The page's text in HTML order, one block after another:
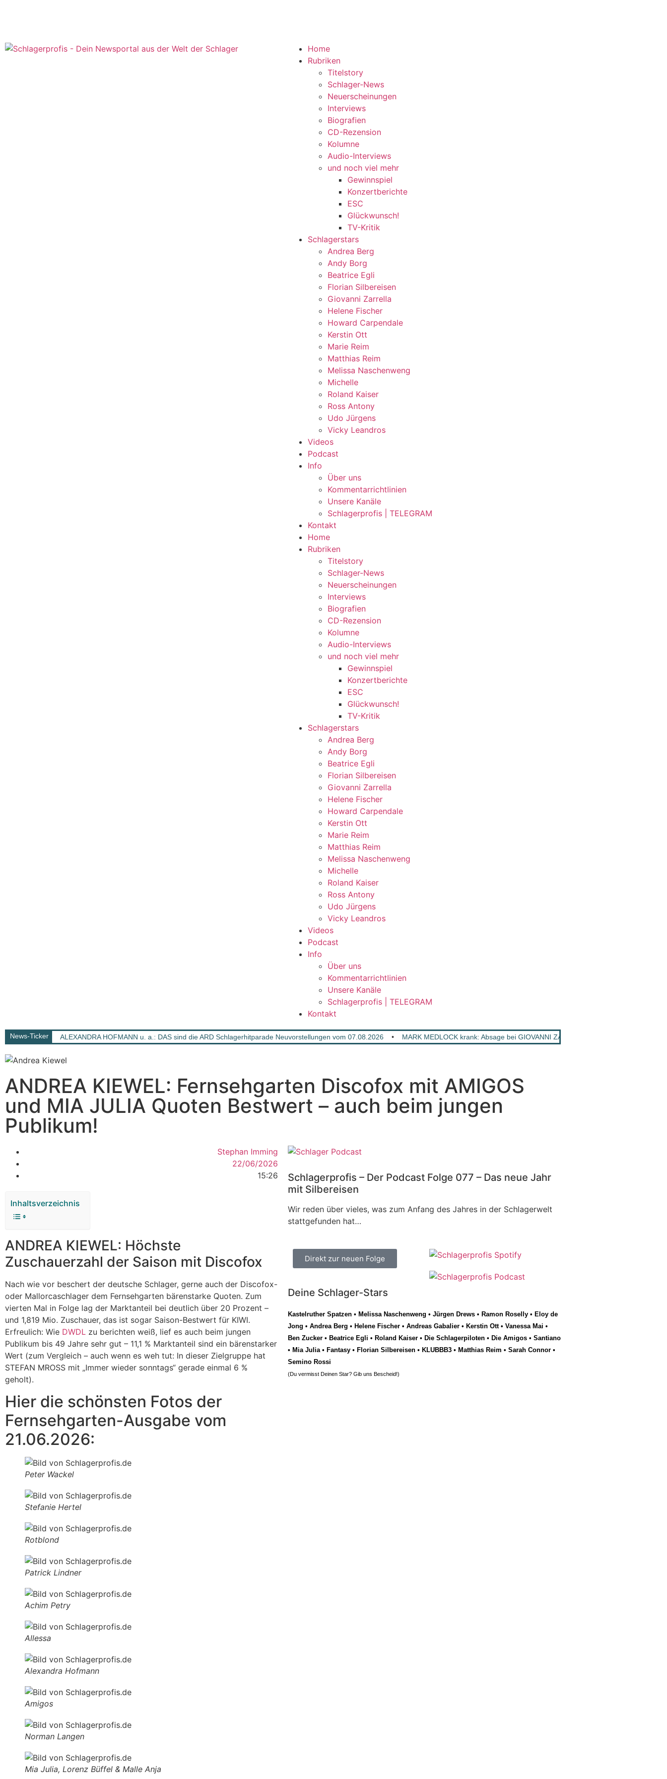
Home
Rubriken
Titelstory
Schlager-News
Neuerscheinungen
Interviews
Biografien
CD-Rezension
Kolumne
Audio-Interviews
und noch viel mehr
Gewinnspiel
Konzertberichte
ESC
Glückwunsch!
TV-Kritik
Schlagerstars
Andrea Berg
Andy Borg
Beatrice Egli
Florian Silbereisen
Giovanni Zarrella
Helene Fischer
Howard Carpendale
Kerstin Ott
Marie Reim
Matthias Reim
Melissa Naschenweng
Michelle
Roland Kaiser
Ross Antony
Udo Jürgens
Vicky Leandros
Videos
Podcast
Info
Über uns
Kommentarrichtlinien
Unsere Kanäle
Schlagerprofis | TELEGRAM
Kontakt
Home
Rubriken
Titelstory
Schlager-News
Neuerscheinungen
Interviews
Biografien
CD-Rezension
Kolumne
Audio-Interviews
und noch viel mehr
Gewinnspiel
Konzertberichte
ESC
Glückwunsch!
TV-Kritik
Schlagerstars
Andrea Berg
Andy Borg
Beatrice Egli
Florian Silbereisen
Giovanni Zarrella
Helene Fischer
Howard Carpendale
Kerstin Ott
Marie Reim
Matthias Reim
Melissa Naschenweng
Michelle
Roland Kaiser
Ross Antony
Udo Jürgens
Vicky Leandros
Videos
Podcast
Info
Über uns
Kommentarrichtlinien
Unsere Kanäle
Schlagerprofis | TELEGRAM
Kontakt
News-Ticker ALEXANDRA HOFMANN u. a.: DAS sind die ARD Schlagerhitparade Neuvorstellungen vom 07.08.2026 • MARK MEDLOCK krank: Absage bei GIOVANNI ZARRELLA Show
ANDREA KIEWEL: Fernsehgarten Discofox mit AMIGOS
und MIA JULIA Quoten Bestwert – auch beim jungen
Publikum!
Stephan Imming
22/06/2026
15:26
Inhaltsverzeichnis
ANDREA KIEWEL: Höchste
Zuschauerzahl der Saison mit Discofox
Nach wie vor beschert der deutsche Schlager, gerne auch der Discofox-
oder Mallorcaschlager dem Fernsehgarten bärenstarke Quoten. Zum
vierten Mal in Folge lag der Marktanteil bei deutlich über 20 Prozent –
und 1,819 Mio. Zuschauer, das ist sogar Saison-Bestwert für KIWI.
Erfreulich: Wie DWDL zu berichten weiß, lief es auch beim jungen
Publikum bis 49 Jahre sehr gut – 11,1 % Marktanteil sind ein bärenstarker
Wert (zum Vergleich – auch wenn es weh tut: In dieser Zielgruppe hat
STEFAN MROSS mit „Immer wieder sonntags“ gerade einmal 6 %
geholt).
Hier die schönsten Fotos der
Fernsehgarten-Ausgabe vom
21.06.2026:
Peter Wackel
Stefanie Hertel
Rotblond
Patrick Lindner
Achim Petry
Allessa
Alexandra Hofmann
Amigos
Norman Langen
Mia Julia, Lorenz Büffel & Malle Anja
Schlagerprofis – Der Podcast Folge 077 – Das neue Jahr
mit Silbereisen
Wir reden über vieles, was zum Anfang des Jahres in der Schlagerwelt
stattgefunden hat…
Direkt zur neuen Folge
Deine Schlager-Stars
Kastelruther Spatzen • Melissa Naschenweng • Jürgen Drews • Ramon Roselly • Eloy de
Jong • Andrea Berg • Helene Fischer • Andreas Gabalier • Kerstin Ott• Vanessa Mai •
Ben Zucker • Beatrice Egli • Roland Kaiser • Die Schlagerpiloten • Die Amigos • Santiano
• Mia Julia• Fantasy • Florian Silbereisen • KLUBBB3 • Matthias Reim • Sarah Connor •
Semino Rossi
(Du vermisst Deinen Star? Gib uns Bescheid!)